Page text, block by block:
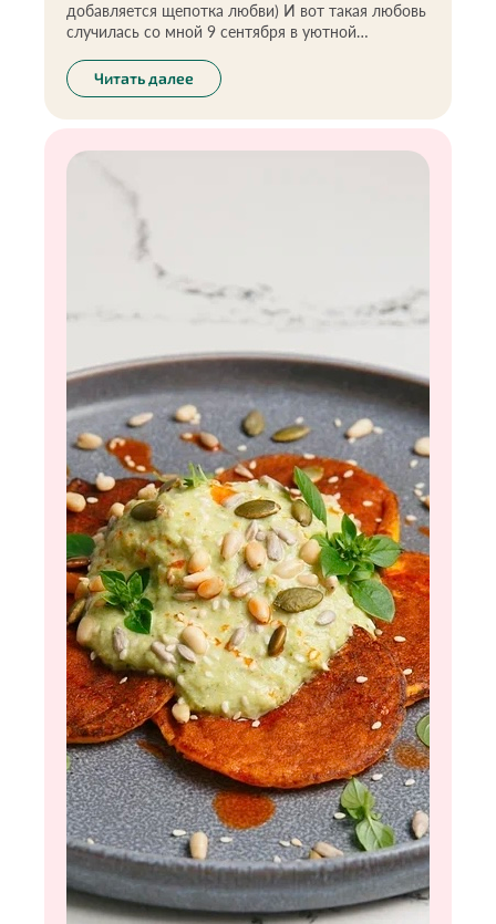
добавляется щепотка любви) И вот такая любовь
случилась со мной 9 сентября в уютной
презентации лимитированных ЗОЖ-завтраков
проекта «Экоразнос®️».
Читать далее